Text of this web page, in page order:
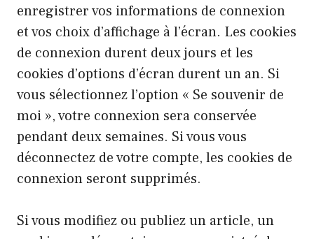
enregistrer vos informations de connexion
et vos choix d’affichage à l’écran. Les cookies
de connexion durent deux jours et les
cookies d’options d’écran durent un an. Si
vous sélectionnez l’option « Se souvenir de
moi », votre connexion sera conservée
pendant deux semaines. Si vous vous
déconnectez de votre compte, les cookies de
connexion seront supprimés.
Si vous modifiez ou publiez un article, un